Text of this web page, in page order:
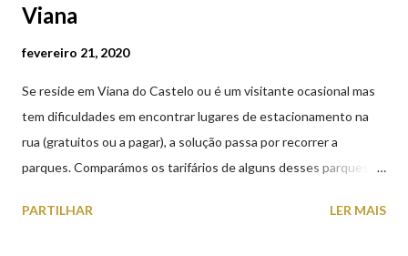
Viana
fevereiro 21, 2020
Se reside em Viana do Castelo ou é um visitante ocasional mas
tem dificuldades em encontrar lugares de estacionamento na
rua (gratuitos ou a pagar), a solução passa por recorrer a
parques. Comparámos os tarifários de alguns desses parques de
subterrâneos) perto do centro da cidade (entenda-se por
PARTILHAR LER MAIS